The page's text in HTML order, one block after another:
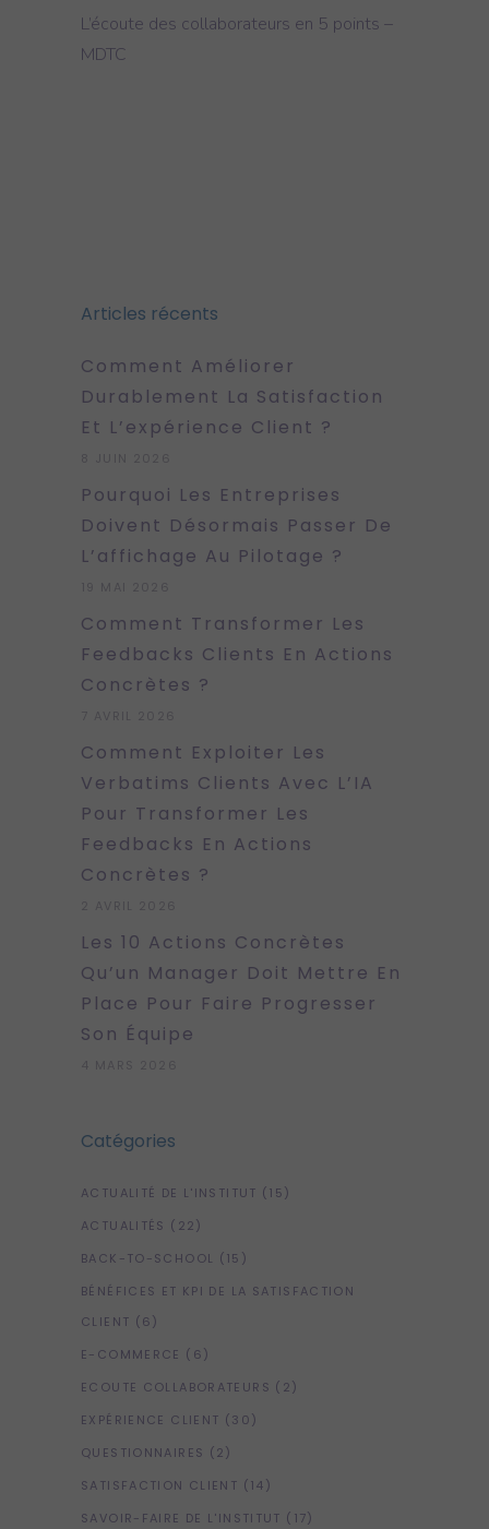
L’écoute des collaborateurs en 5 points –
MDTC
Articles récents
Comment Améliorer
Durablement La Satisfaction
Et L’expérience Client ?
Pourquoi Les Entreprises
Doivent Désormais Passer De
L’affichage Au Pilotage ?
Comment Transformer Les
Feedbacks Clients En Actions
Concrètes ?
Comment Exploiter Les
Verbatims Clients Avec L’IA
Pour Transformer Les
Feedbacks En Actions
Concrètes ?
Les 10 Actions Concrètes
Qu’un Manager Doit Mettre En
Place Pour Faire Progresser
Son Équipe
Catégories
ACTUALITÉ DE L'INSTITUT (15)
ACTUALITÉS (22)
BACK-TO-SCHOOL (15)
BÉNÉFICES ET KPI DE LA SATISFACTION
CLIENT (6)
E-COMMERCE (6)
ECOUTE COLLABORATEURS (2)
EXPÉRIENCE CLIENT (30)
QUESTIONNAIRES (2)
SATISFACTION CLIENT (14)
SAVOIR-FAIRE DE L'INSTITUT (17)